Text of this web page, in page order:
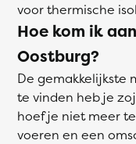
voor thermische
Hoe kom ik
Oostburg?
De gemakkelijkste
te vinden heb je
hoef je niet meer
voeren en een